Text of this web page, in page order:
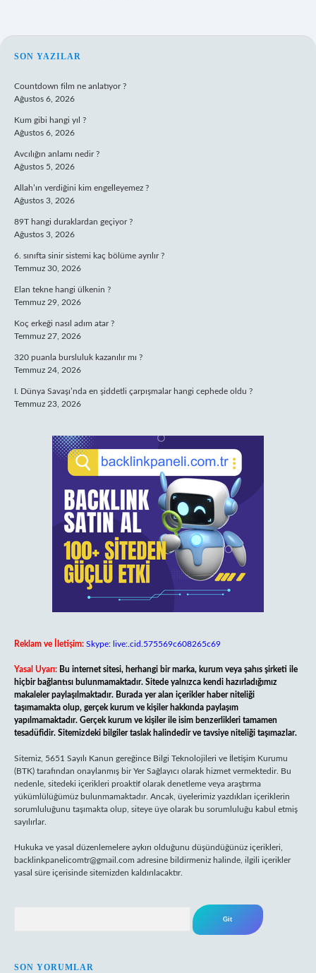
SIDEBAR
SON YAZILAR
Countdown film ne anlatıyor ?
Ağustos 6, 2026
Kum gibi hangi yıl ?
Ağustos 6, 2026
Avcılığın anlamı nedir ?
Ağustos 5, 2026
Allah’ın verdiğini kim engelleyemez ?
Ağustos 3, 2026
89T hangi duraklardan geçiyor ?
Ağustos 3, 2026
6. sınıfta sinir sistemi kaç bölüme ayrılır ?
Temmuz 30, 2026
Elan tekne hangi ülkenin ?
Temmuz 29, 2026
Koç erkeği nasıl adım atar ?
Temmuz 27, 2026
320 puanla bursluluk kazanılır mı ?
Temmuz 24, 2026
I. Dünya Savaşı’nda en şiddetli çarpışmalar hangi cephede oldu ?
Temmuz 23, 2026
Reklam ve İletişim: Skype: live:.cid.575569c608265c69
Yasal Uyarı: Bu internet sitesi, herhangi bir marka, kurum veya şahıs şirketi ile
hiçbir bağlantısı bulunmamaktadır. Sitede yalnızca kendi hazırladığımız
makaleler paylaşılmaktadır. Burada yer alan içerikler haber niteliği
taşımamakta olup, gerçek kurum ve kişiler hakkında paylaşım
yapılmamaktadır. Gerçek kurum ve kişiler ile isim benzerlikleri tamamen
tesadüfidir. Sitemizdeki bilgiler taslak halindedir ve tavsiye niteliği taşımazlar.
Sitemiz, 5651 Sayılı Kanun gereğince Bilgi Teknolojileri ve İletişim Kurumu
(BTK) tarafından onaylanmış bir Yer Sağlayıcı olarak hizmet vermektedir. Bu
nedenle, sitedeki içerikleri proaktif olarak denetleme veya araştırma
yükümlülüğümüz bulunmamaktadır. Ancak, üyelerimiz yazdıkları içeriklerin
sorumluluğunu taşımakta olup, siteye üye olarak bu sorumluluğu kabul etmiş
sayılırlar.
Hukuka ve yasal düzenlemelere aykırı olduğunu düşündüğünüz içerikleri,
backlinkpanelicomtr@gmail.com adresine bildirmeniz halinde, ilgili içerikler
yasal süre içerisinde sitemizden kaldırılacaktır.
SON YORUMLAR